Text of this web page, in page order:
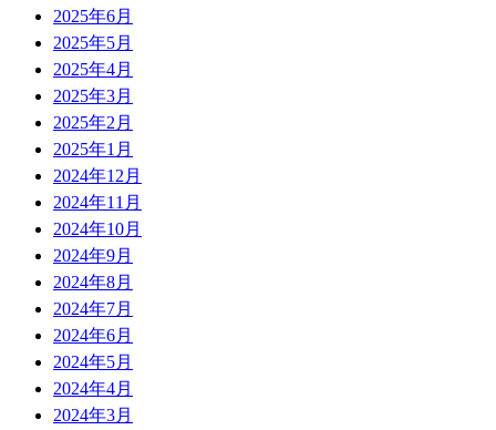
2025年6月
2025年5月
2025年4月
2025年3月
2025年2月
2025年1月
2024年12月
2024年11月
2024年10月
2024年9月
2024年8月
2024年7月
2024年6月
2024年5月
2024年4月
2024年3月